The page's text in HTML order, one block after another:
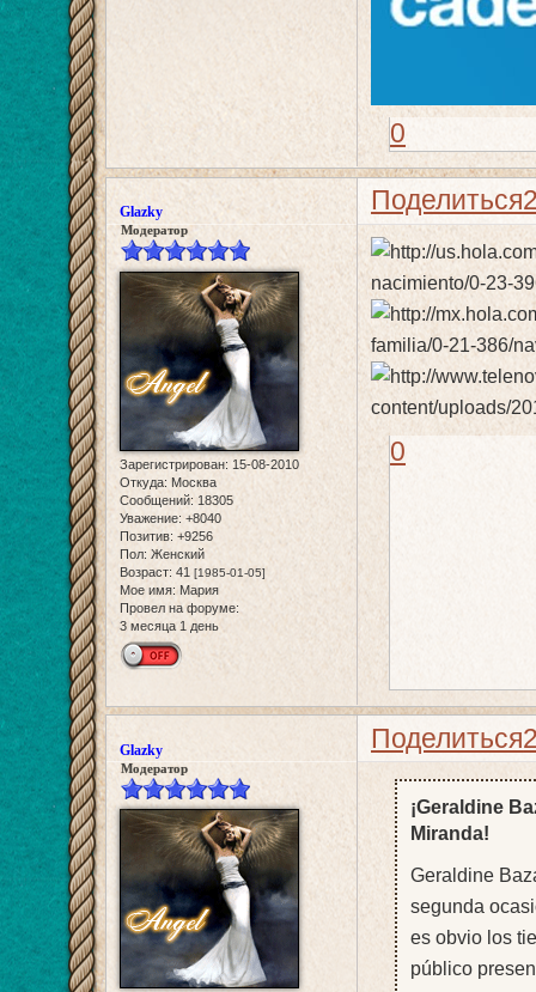
0
Поделиться
Glazky
Модератор
Зарегистрирован: 15-08-2010
Откуда: Москва
Сообщений: 18305
Уважение: +8040
Позитив: +9256
Пол: Женский
Возраст: 41 [1985-01-05]
Мое имя: Мария
Провел на форуме:
3 месяца 1 день
0
Поделиться
Glazky
Модератор
¡Geraldine
Miranda!
Geraldine
segunda
es obvio los
público